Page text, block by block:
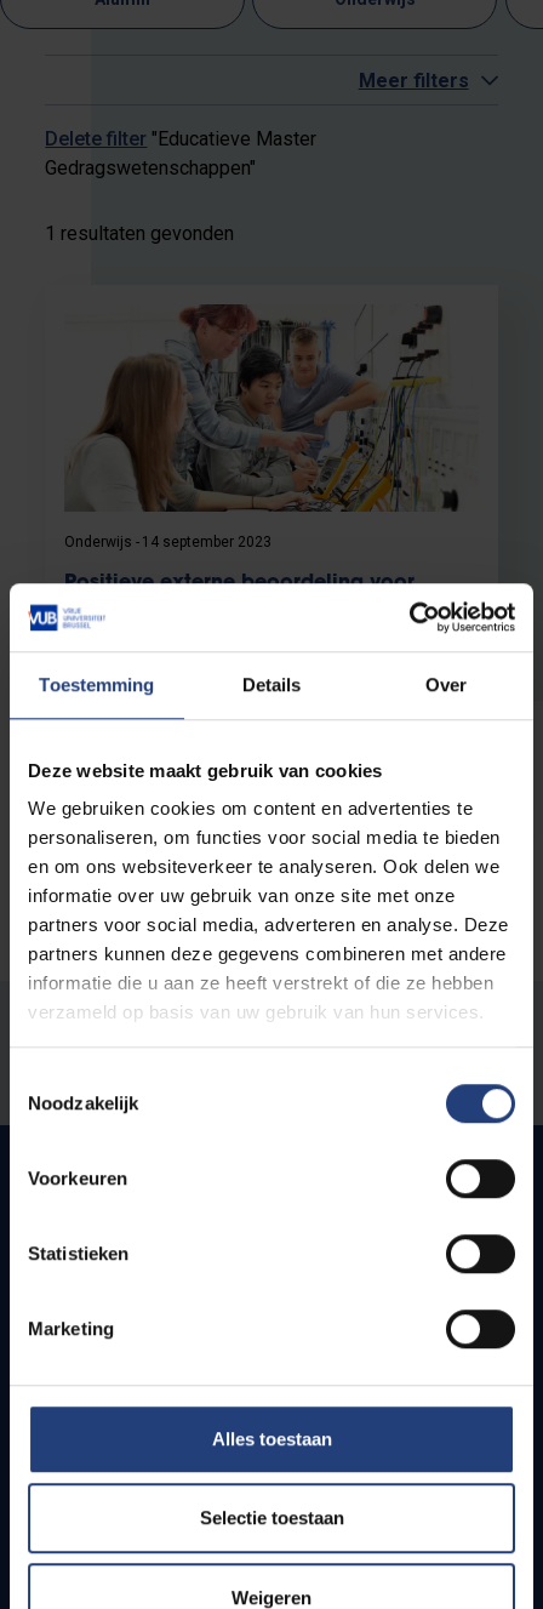
Toestemming Details Over
Deze website maakt gebruik van cookies
We gebruiken cookies om content en advertenties te
personaliseren, om functies voor social media te bieden
en om ons websiteverkeer te analyseren. Ook delen we
informatie over uw gebruik van onze site met onze
partners voor social media, adverteren en analyse. Deze
partners kunnen deze gegevens combineren met andere
informatie die u aan ze heeft verstrekt of die ze hebben
verzameld op basis van uw gebruik van hun services.
Noodzakelijk
Voorkeuren
Statistieken
Marketing
Alles toestaan
Selectie toestaan
Weigeren
Meer filters
Delete filter "Educatieve Master
Gedragswetenschappen"
1 resultaten gevonden
Onderwijs 14 september 2023
Positieve externe beoordeling voor
educatieve masters aan alle Vlaamse
universiteiten
bevordering van onderwijskwaliteit
Stond er een fout op deze pagina?
Lesroosters
Onderzoeksgroepen
Campusfaciliteiten
Pers